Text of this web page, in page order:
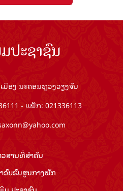
ະຊາຊົນ
ອງ ນະຄອນຫຼວງວຽງຈັນ
- ແຟັກ: 021336113
ສານ​ທີ່​ສຳ​ຄັນ​
ອົບຮົມ​ສູນ​ກາງ​ພັກ